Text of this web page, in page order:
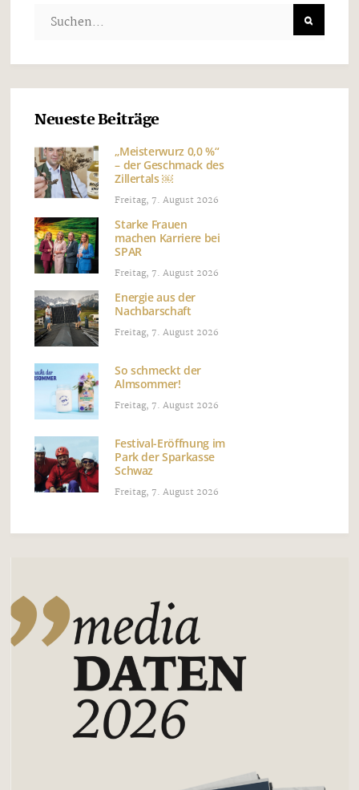
Neueste Beiträge
„Meisterwurz 0,0 %“
– der Geschmack des
Zillertals ￼
Freitag, 7. August 2026
Starke Frauen
machen Karriere bei
SPAR
Freitag, 7. August 2026
Energie aus der
Nachbarschaft
Freitag, 7. August 2026
So schmeckt der
Almsommer!
Freitag, 7. August 2026
Festival-Eröffnung im
Park der Sparkasse
Schwaz
Freitag, 7. August 2026